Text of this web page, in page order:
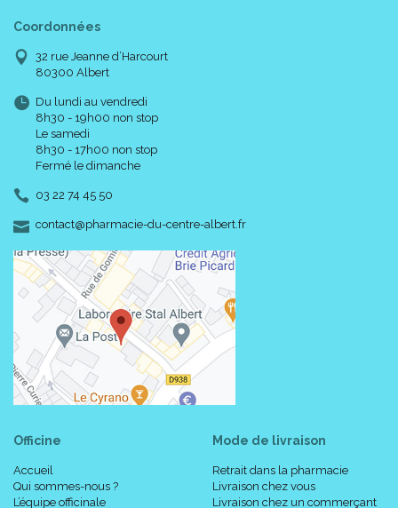
Coordonnées
32 rue Jeanne d’Harcourt
80300 Albert
Du lundi au vendredi
8h30 - 19h00 non stop
Le samedi
8h30 - 17h00 non stop
Fermé le dimanche
03 22 74 45 50
contact-
@-
pharmacie-du-centre-albert.fr
Officine
Accueil
Qui sommes-nous ?
L’équipe officinale
Mode de livraison
Retrait dans la pharmacie
Livraison chez vous
Livraison chez un commerçant